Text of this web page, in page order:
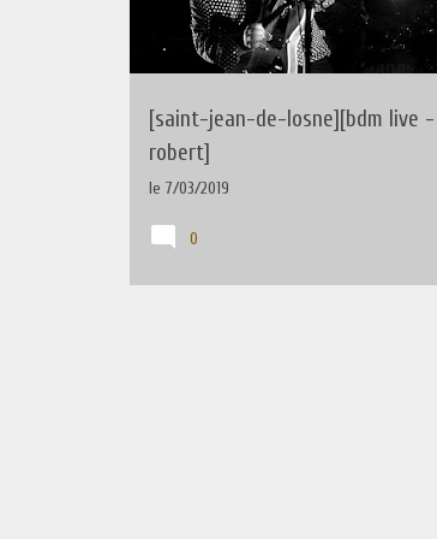
[saint-jean-de-losne][bdm live -
robert]
le 7/03/2019
0